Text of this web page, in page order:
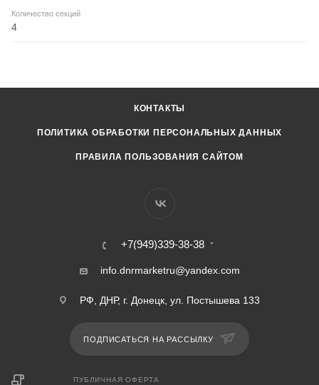
Количество секций
4
КОНТАКТЫ
ПОЛИТИКА ОБРАБОТКИ ПЕРСОНАЛЬНЫХ ДАННЫХ
ПРАВИЛА ПОЛЬЗОВАНИЯ САЙТОМ
+7(949)339-38-38
info.dnrmarketru@yandex.com
РФ, ДНР, г. Донецк, ул. Постышева 133
ПОДПИСАТЬСЯ НА РАССЫЛКУ
ПУБЛИЧНАЯ ОФЕРТА